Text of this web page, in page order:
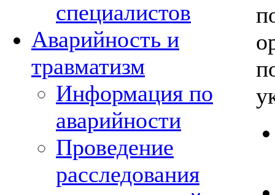
специалистов
Аварийность и
травматизм
Информация по
аварийности
Проведение
расследования